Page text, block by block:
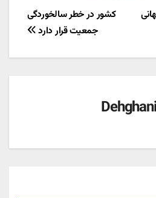
کشور در خطر سالخوردگی
جمعیت قرار دارد
Dehghani